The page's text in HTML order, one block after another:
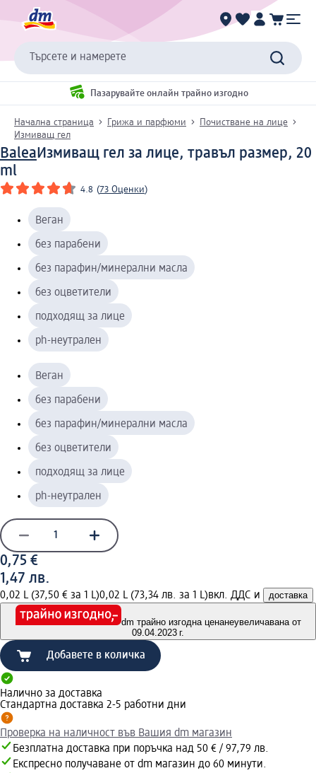
Търсете и намерете
Пазарувайте онлайн трайно изгодно
Начална страница Грижа и парфюми
Почистване на лице
Измиващ гел
BaleaИзмиващ гел за лице, травъл размер, 20
ml
4.8 (73 Оценки)
Веган
без парабени
без парафин/минерални масла
без оцветители
подходящ за лице
ph-неутрален
Веган
без парабени
без парафин/минерални масла
без оцветители
подходящ за лице
ph-неутрален
0,75 €
1,47 лв.
0,02 L (37,50 € за 1 L)0,02 L (73,34 лв. за 1 L)вкл. ДДС и доставка
dm трайно изгодна ценанеувеличавана от
09.04.2023 г.
Добавете в количка
Налично за доставка
Стандартна доставка 2-5 работни дни
Проверка на наличност във Вашия dm магазин
Безплатна доставка при поръчка над 50 € / 97,79 лв.
Експресно получаване от dm магазин до 60 минути.